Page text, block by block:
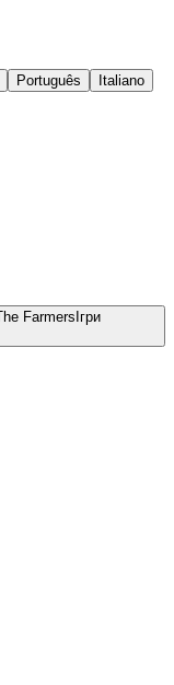
Português
Italiano
Ігри